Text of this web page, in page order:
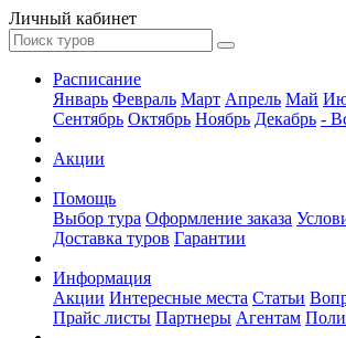
Личный кабинет
Расписание
Январь Февраль Март Апрель Май
Сентябрь Октябрь Ноябрь Декабрь -
Акции
Помощь
Выбор тура Оформление заказа
Доставка туров Гарантии
Информация
Акции Интересные места Статьи
Прайс листы Партнеры Агентам